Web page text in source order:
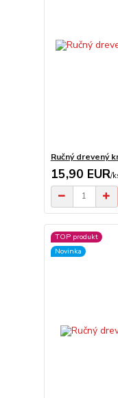
Ručný drevený
15,90 EUR/
TOP produkt
Novinka